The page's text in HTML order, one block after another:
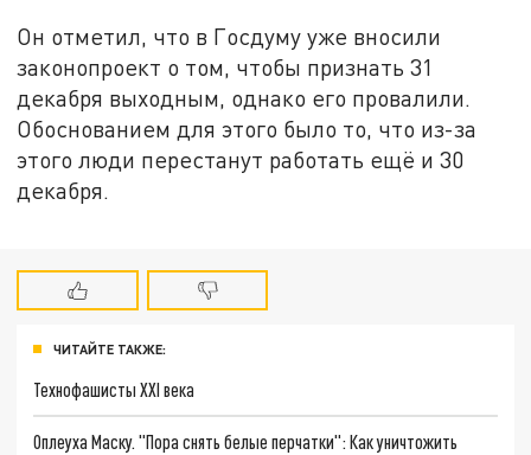
Он отметил, что в Госдуму уже вносили
законопроект о том, чтобы признать 31
декабря выходным, однако его провалили.
Обоснованием для этого было то, что из-за
этого люди перестанут работать ещё и 30
декабря.
ЧИТАЙТЕ ТАКЖЕ:
Технофашисты XXI века
Оплеуха Маску. "Пора снять белые перчатки": Как уничтожить